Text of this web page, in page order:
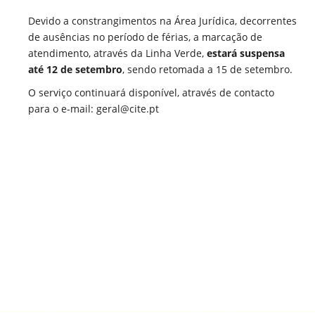
Devido a constrangimentos na Área Jurídica, decorrentes
de ausências no período de férias, a marcação de
atendimento, através da Linha Verde, estará suspensa
até 12 de setembro, sendo retomada a 15 de setembro.
O serviço continuará disponível, através de contacto
para o e-mail: geral@cite.pt